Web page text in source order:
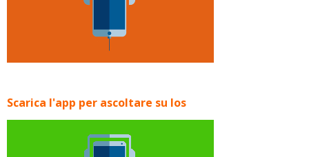
Scarica l'app per ascoltare su Ios